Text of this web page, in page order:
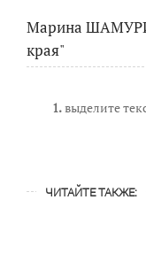
Марина
края"
1.выделите
ЧИТАЙТЕ ТАКЖЕ: